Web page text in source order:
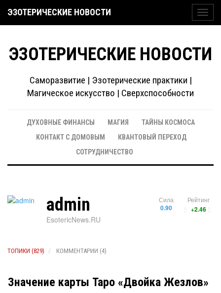
ЭЗОТЕРИЧЕСКИЕ НОВОСТИ
ЭЗОТЕРИЧЕСКИЕ НОВОСТИ
Саморазвитие | Эзотерические практики |
Магическое искусство | Сверхспособности
ДУХОВНЫЕ ФИНАНСЫ МАГИЯ
ТАЙНЫ КОСМОСА
КОНТАКТ С ДОМОВЫМ
КВАНТОВЫЙ ПЕРЕХОД
СОТРУДНИЧЕСТВО
Рейтинг
+2.46
Сила
0.90
admin
EsotericNews.RU
ТОПИКИ (829) КОММЕНТАРИИ (4)
Значение карты Таро «Двойка Жезлов»